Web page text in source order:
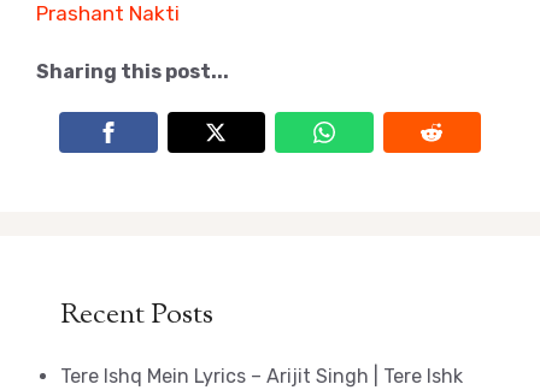
Prashant Nakti
Sharing this post...
Recent Posts
Tere Ishq Mein Lyrics – Arijit Singh | Tere Ishk